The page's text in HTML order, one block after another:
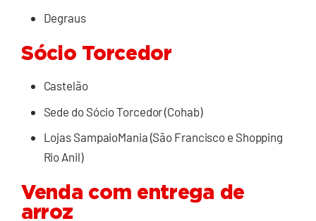
Degraus
Sócio Torcedor
Castelão
Sede do Sócio Torcedor (Cohab)
Lojas SampaioMania (São Francisco e Shopping
Rio Anil)
Venda com entrega de
arroz